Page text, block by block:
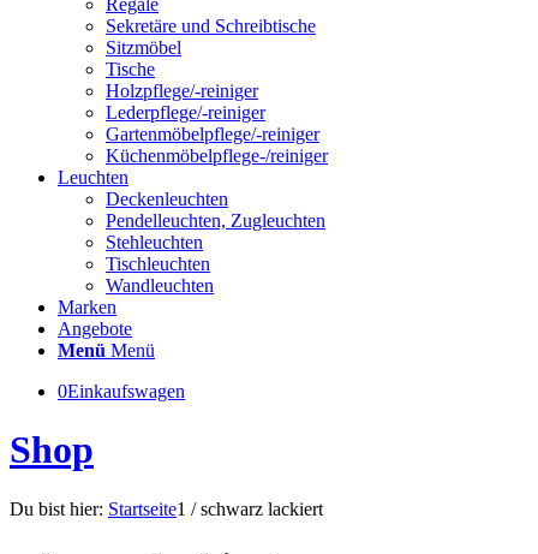
Regale
Sekretäre und Schreibtische
Sitzmöbel
Tische
Holzpflege/-reiniger
Lederpflege/-reiniger
Gartenmöbelpflege/-reiniger
Küchenmöbelpflege-/reiniger
Leuchten
Deckenleuchten
Pendelleuchten, Zugleuchten
Stehleuchten
Tischleuchten
Wandleuchten
Marken
Angebote
Menü Menü
0Einkaufswagen
Shop
Du bist hier: Startseite1 / schwarz lackiert